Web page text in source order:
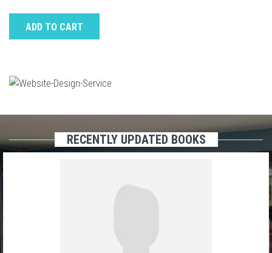
ADD TO CART
RECENTLY UPDATED BOOKS